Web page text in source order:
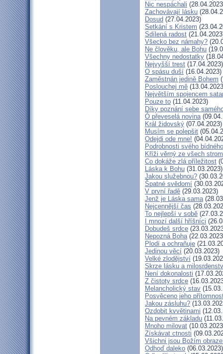
Nic nespáchali
Zachovávají lásku
Dosud (27.04.2023)
Setkání s Kristem
Sdílená radost
Všecko bez námahy?
Ne člověku, ale Bohu
Všechny nedostatky
Nejvyšší trest (17.04.2023)
O spásu duší (16.04.2023)
Zaměstnán jedině Bohem
Poslouchej mě
Největším spojencem
Pouze to (11.04.2023)
Díky poznání sebe
Ó převeselá novina
Král židovský (07.04.2023)
Musím se polepšit
Odejdi ode mne!
Podrobnosti svého
Kříži věrný ze všech
Co dokáže zlá příležitost
Láska k Bohu (31.03.2023)
Jakou služebnou?
Špatné svědomí
V první řadě (29.03.2023)
Jenž je Láska sama
Nejcennější čas
To nejlepší v sobě
I mnozí další hříšníci
Dobudeš srdce
Nepozná Boha
Plodí a ochraňuje
Jedinou věcí (20.03.2023)
Velké zlodějství
Skrze lásku a
Není dokonalosti
Z čistoty srdce
Melancholický stav
Posvěceno jeho
Jakou zásluhu?
Ozdobit kvvětinami
Na pevném základu
Mnoho milovat
Získávat ctnosti
Všichni jsou Božím
Odhoď daleko (06.03.2023)